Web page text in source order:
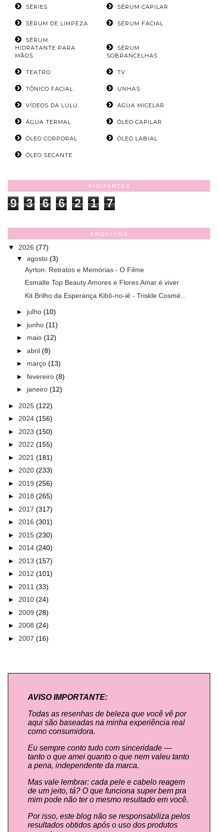
SÉRIES SÉRUM CAPILAR
SÉRUM DE LIMPEZA SÉRUM FACIAL
SÉRUM
HIDRATANTE PARA
MÃOS
SÉRUM
SOBRANCELHAS
TEATRO TV
TÔNICO FACIAL UNHAS
VÍDEOS DA LULU ÁGUA MICELAR
ÁGUA TERMAL ÓLEO CAPILAR
ÓLEO CORPORAL ÓLEO LABIAL
ÓLEO SECANTE
VISITANTES
9 3 6 6 2 1 7
ARQUIVOS
▼ 2026 (77)
▼ agosto (3)
Ayrton: Retratos e Memórias - O Filme
Esmalte Top Beauty Amores e Flores Amar é viver
Kit Brilho da Esperança Kibô-no-iê - Triskle Cosmé...
► julho (10)
► junho (11)
► maio (12)
► abril (8)
► março (13)
► fevereiro (8)
► janeiro (12)
► 2025 (122)
► 2024 (156)
► 2023 (150)
► 2022 (155)
► 2021 (181)
► 2020 (233)
► 2019 (256)
► 2018 (265)
► 2017 (317)
► 2016 (301)
► 2015 (230)
► 2014 (240)
► 2013 (157)
► 2012 (101)
► 2011 (33)
► 2010 (24)
► 2009 (28)
► 2008 (24)
► 2007 (16)
AVISO IMPORTANTE:
Todas as resenhas de beleza que você vê por
aqui são baseadas na minha experiência real
como consumidora.
Eu sempre conto tudo com sinceridade —
tanto o que amei quanto o que nem valeu tanto
a pena, independente da marca.
Mas vale lembrar: cada pele e cabelo reagem
de um jeito, tá? O que funciona super bem pra
mim pode não ter o mesmo resultado em você.
Por isso, este blog não se responsabiliza pelos
resultados obtidos após o uso dos produtos